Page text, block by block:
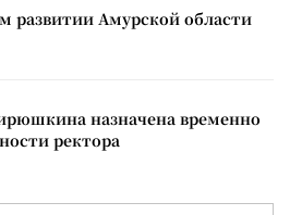
развитии Амурской области
назначена временно
ректора